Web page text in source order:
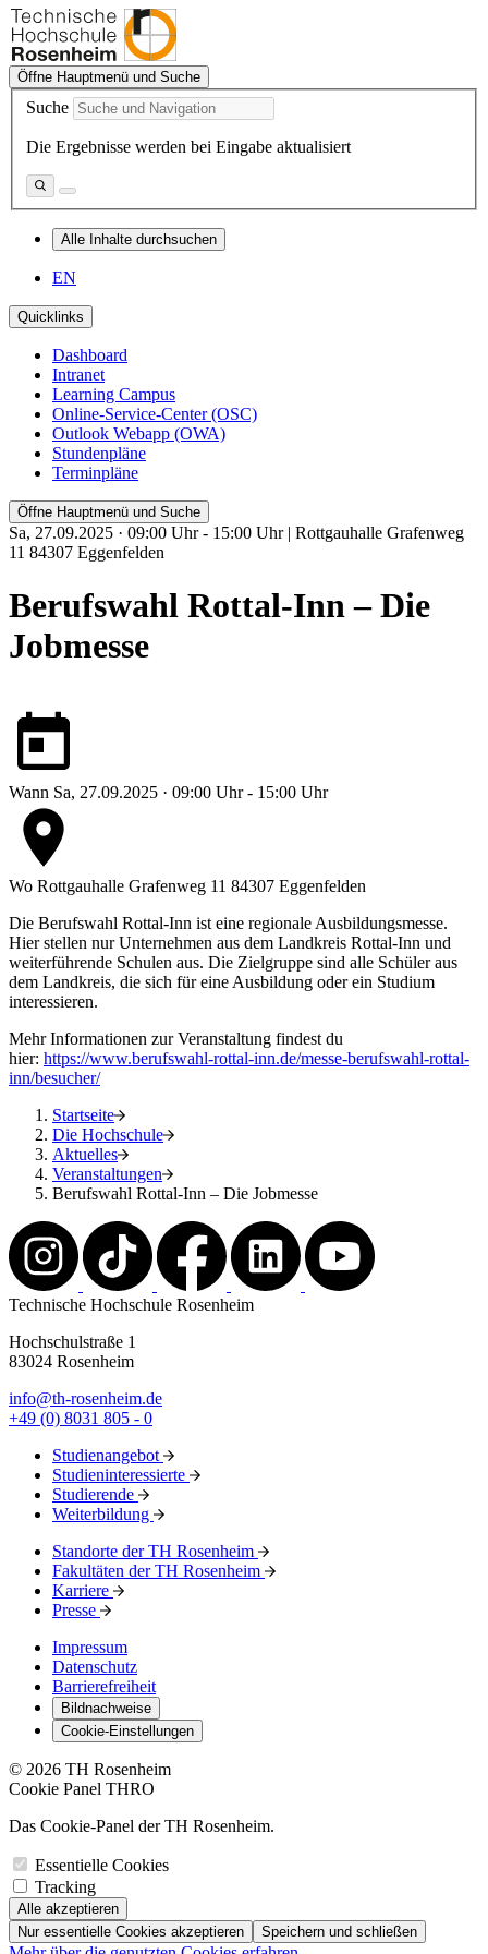
Öffne Hauptmenü und Suche
Suche
Die Ergebnisse werden bei Eingabe aktualisiert
Alle Inhalte durchsuchen
EN
Quicklinks
Dashboard
Intranet
Learning Campus
Online-Service-Center (OSC)
Outlook Webapp (OWA)
Stundenpläne
Terminpläne
Öffne Hauptmenü und Suche
Sa, 27.09.2025 · 09:00 Uhr - 15:00 Uhr | Rottgauhalle Grafenweg
11 84307 Eggenfelden
Berufswahl Rottal-Inn – Die
Jobmesse
Wann Sa, 27.09.2025 · 09:00 Uhr - 15:00 Uhr
Wo Rottgauhalle Grafenweg 11 84307 Eggenfelden
Die Berufswahl Rottal-Inn ist eine regionale Ausbildungsmesse.
Hier stellen nur Unternehmen aus dem Landkreis Rottal-Inn und
weiterführende Schulen aus. Die Zielgruppe sind alle Schüler aus
dem Landkreis, die sich für eine Ausbildung oder ein Studium
interessieren.
Mehr Informationen zur Veranstaltung findest du
hier: https://www.berufswahl-rottal-inn.de/messe-berufswahl-rottal-
inn/besucher/
Startseite
Die Hochschule
Aktuelles
Veranstaltungen
Berufswahl Rottal-Inn – Die Jobmesse
Technische Hochschule Rosenheim
Hochschulstraße 1
83024 Rosenheim
info@th-rosenheim.de
+49 (0) 8031 805 - 0
Studienangebot
Studieninteressierte
Studierende
Weiterbildung
Standorte der TH Rosenheim
Fakultäten der TH Rosenheim
Karriere
Presse
Impressum
Datenschutz
Barrierefreiheit
Bildnachweise
Cookie-Einstellungen
© 2026 TH Rosenheim
Cookie Panel THRO
Das Cookie-Panel der TH Rosenheim.
Essentielle Cookies
Tracking
Alle akzeptieren
Nur essentielle Cookies akzeptieren
Speichern und schließen